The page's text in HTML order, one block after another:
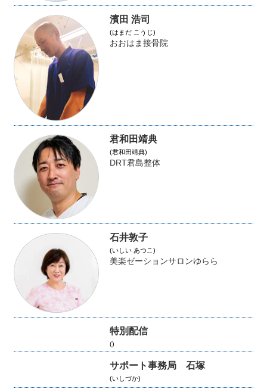
濱田 浩司
(はまだ こうじ)
おおはま接骨院
君和田靖典
(君和田靖典)
DRT君島整体
石井敦子
(いしい あつこ)
美楽ゼーションサロンゆらら
特別配信
()
サポート事務局 石塚
(いしづか)